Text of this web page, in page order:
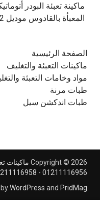
‫ماكينة تعبئة البودر
الصفحة الرئيسية
ماكينات التعبئة والتغليف
مواد وخامات التعبئة
طبات مرنة
طبات اندكشن سيل
Copyright © 2026
01211116956 - 01211116958
WordPress and PridMag